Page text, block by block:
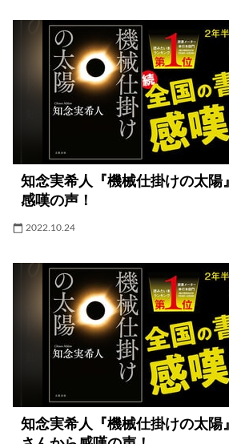
知念実希人『機械仕掛けの太
感嘆の声！
2022.10.24
知念実希人『機械仕掛けの太